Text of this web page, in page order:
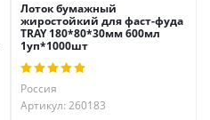
Лоток бумажный
жиростойкий для фаст-фуда
TRAY 180*80*30мм 600мл
1уп*1000шт
Россия
Артикул: 260183